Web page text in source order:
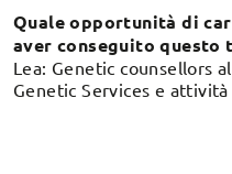
Quale opportunità di
aver conseguito questo
Lea: Genetic counsellors
Genetic Services e attività